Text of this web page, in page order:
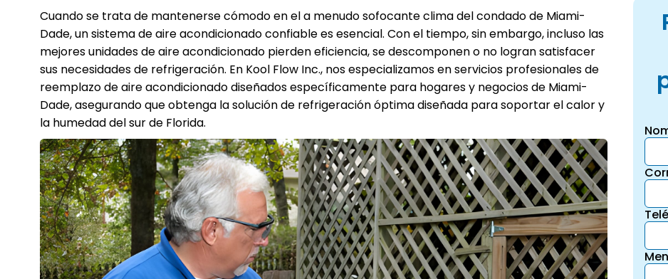
Cuando se trata de mantenerse cómodo en el a menudo sofocante clima del condado de Miami-
Dade, un sistema de aire acondicionado confiable es esencial. Con el tiempo, sin embargo, incluso las
mejores unidades de aire acondicionado pierden eficiencia, se descomponen o no logran satisfacer
sus necesidades de refrigeración. En Kool Flow Inc., nos especializamos en servicios profesionales de
reemplazo de aire acondicionado diseñados específicamente para hogares y negocios de Miami-
Dade, asegurando que obtenga la solución de refrigeración óptima diseñada para soportar el calor y
la humedad del sur de Florida.